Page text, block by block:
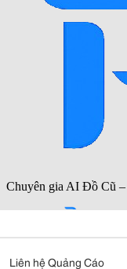
Liên hệ Quảng Cáo